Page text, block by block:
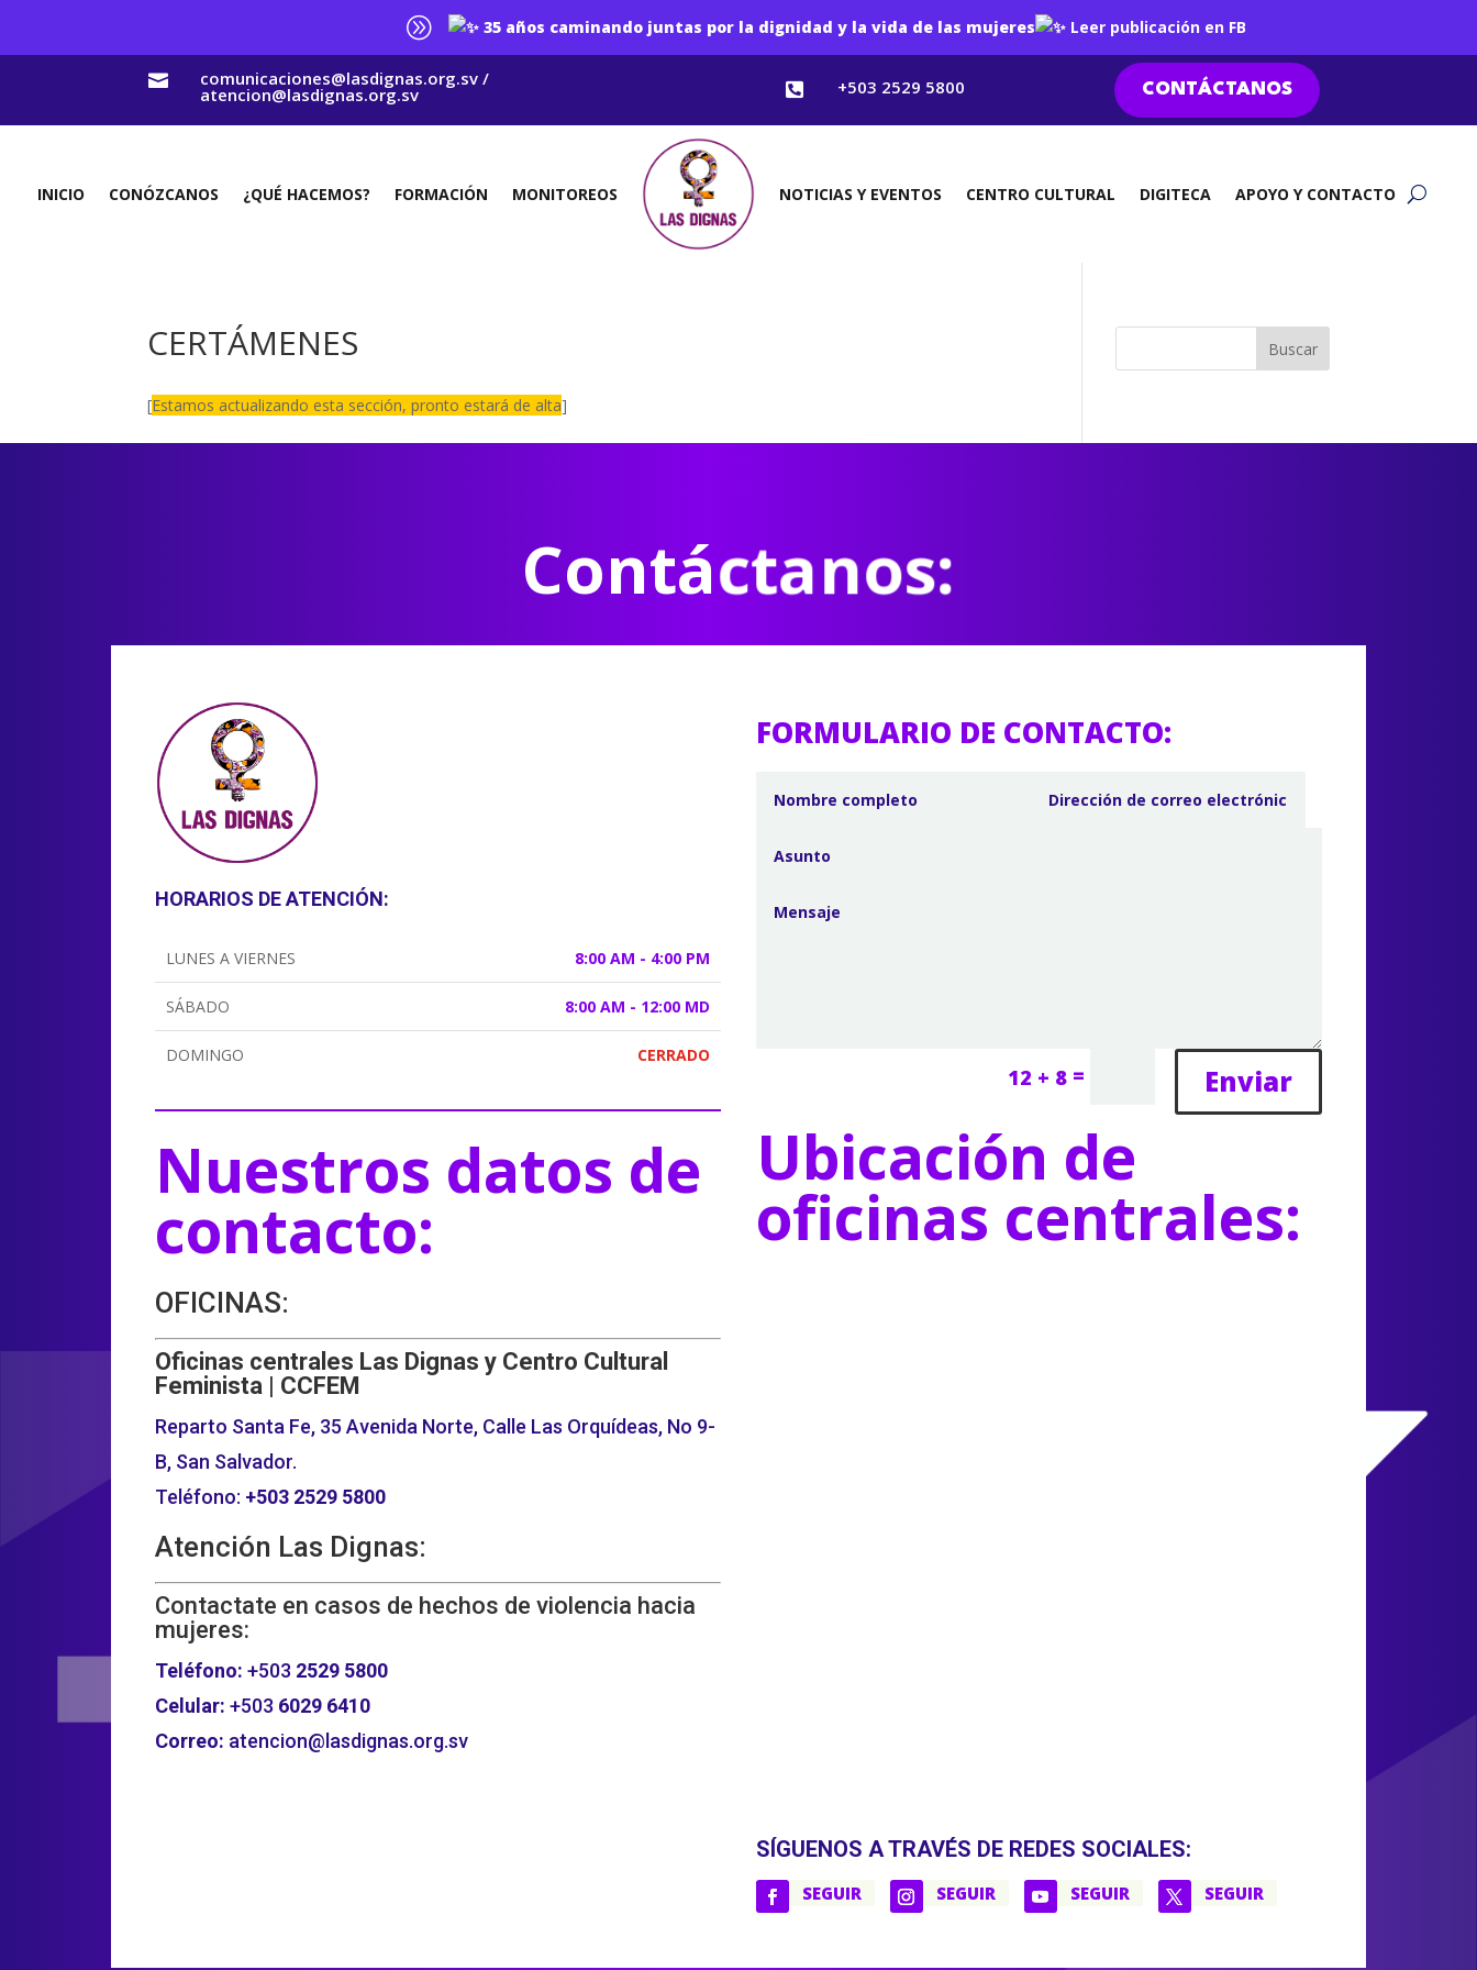
A 35 años caminando juntas por la dignidad y la vida de las mujeres Leer publicación en FB
 comunicaciones@lasdignas.org.sv /
atencion@lasdignas.org.sv  +503 2529 5800 CONTÁCTANOS
INICIO CONÓZCANOS ¿QUÉ HACEMOS? FORMACIÓN MONITOREOS NOTICIAS Y EVENTOS CENTRO CULTURAL DIGITECA APOYO Y CONTACTO
CERTÁMENES
[Estamos actualizando esta sección, pronto estará de alta]
Contáctanos:
HORARIOS DE ATENCIÓN:
LUNES A VIERNES 8:00 AM - 4:00 PM
SÁBADO 8:00 AM - 12:00 MD
DOMINGO CERRADO
Nuestros datos de
contacto:
OFICINAS:
Oficinas centrales Las Dignas y Centro Cultural
Feminista | CCFEM
Reparto Santa Fe, 35 Avenida Norte, Calle Las Orquídeas, No 9-
B, San Salvador.
Teléfono: +503 2529 5800
Atención Las Dignas:
Contactate en casos de hechos de violencia hacia
mujeres:
Teléfono: +503 2529 5800
Celular: +503 6029 6410
Correo: atencion@lasdignas.org.sv
FORMULARIO DE CONTACTO:
12 + 8 = Enviar
Ubicación de
oficinas centrales:
SÍGUENOS A TRAVÉS DE REDES SOCIALES:
SEGUIR SEGUIR SEGUIR SEGUIR